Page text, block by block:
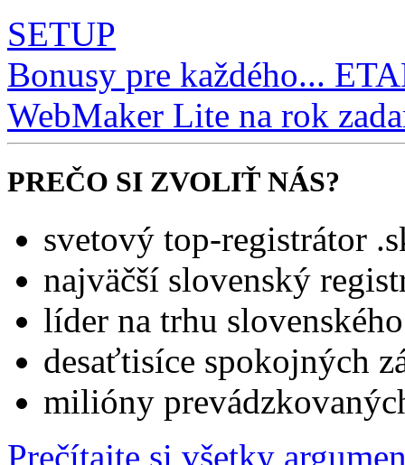
SETUP
Bonusy pre každého...
WebMaker Lite na rok
PREČO SI ZVOLIŤ NÁS?
svetový top-registrátor
najväčší slovenský
líder na trhu
desaťtisíce spokojných
milióny
Prečítajte si všetky